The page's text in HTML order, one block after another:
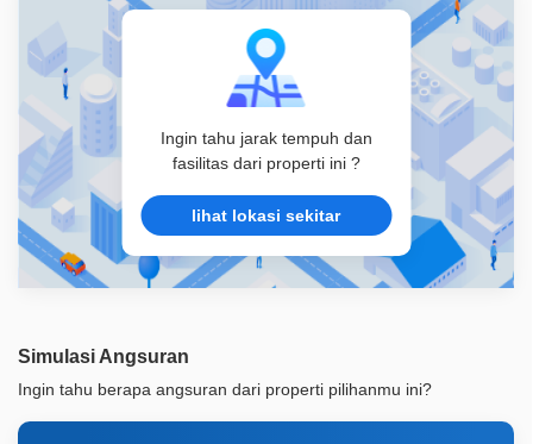
Ingin tahu jarak tempuh dan
fasilitas dari properti ini ?
lihat lokasi sekitar
Simulasi Angsuran
Ingin tahu berapa angsuran dari properti pilihanmu ini?